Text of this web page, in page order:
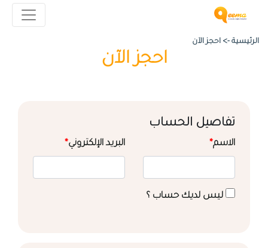
الرئيسية -> احجز الآن
احجز الآن
تفاصيل الحساب
الاسم* البريد الإلكتروني*
ليس لديك حساب ؟